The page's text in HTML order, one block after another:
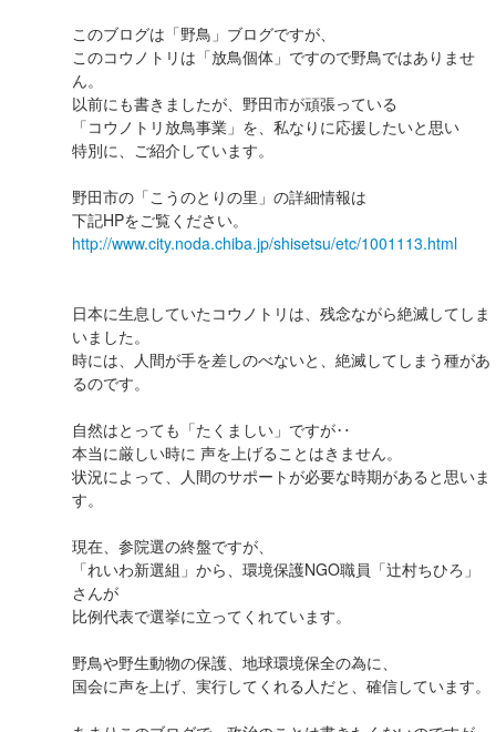
このブログは「野鳥」ブログですが、
このコウノトリは「放鳥個体」ですので野鳥ではありませ
ん。
以前にも書きましたが、野田市が頑張っている
「コウノトリ放鳥事業」を、私なりに応援したいと思い
特別に、ご紹介しています。
野田市の「こうのとりの里」の詳細情報は
下記HPをご覧ください。
http://www.city.noda.chiba.jp/shisetsu/etc/1001113.html
日本に生息していたコウノトリは、残念ながら絶滅してしま
いました。
時には、人間が手を差しのべないと、絶滅してしまう種があ
るのです。
自然はとっても「たくましい」ですが‥
本当に厳しい時に 声を上げることはきません。
状況によって、人間のサポートが必要な時期があると思いま
す。
現在、参院選の終盤ですが、
「れいわ新選組」から、環境保護NGO職員「辻村ちひろ」
さんが
比例代表で選挙に立ってくれています。
野鳥や野生動物の保護、地球環境保全の為に、
国会に声を上げ、実行してくれる人だと、確信しています。